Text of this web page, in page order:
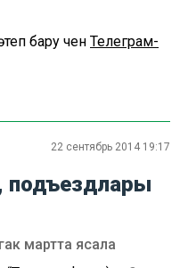
бару өчен Телеграм-
22 сентябрь 2014 19:17
подъездлары
мартта ясала